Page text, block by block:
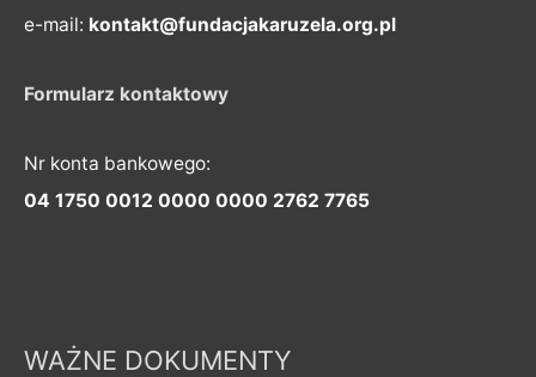
e-mail: kontakt@fundacjakaruzela.org.pl
Formularz kontaktowy
Nr konta bankowego:
04 1750 0012 0000 0000 2762 7765
WAŻNE DOKUMENTY